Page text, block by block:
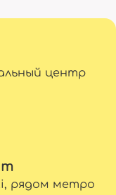
центр
рядом метро